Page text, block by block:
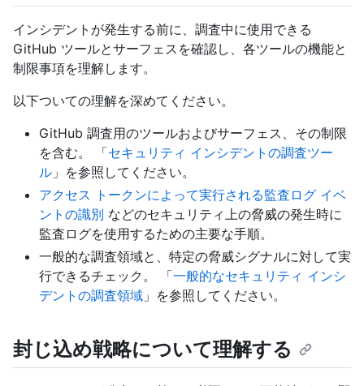
インシデントが発生する前に、調査中に使用できる
GitHub ツールとサーフェスを確認し、各ツールの機能と
制限事項を理解します。
以下ついての理解を深めてください。
GitHub 調査用のツールおよびサーフェス、その制限
を含む。 「セキュリティ インシデントの調査ツー
ル 」を参照してください。
アクセス トークンによって実行される監査ログ イベ
ントの識別 などのセキュリティ上の脅威の発生時に
監査ログを使用するための主要な手順。
一般的な調査領域と、特定の脅威シグナルに対して実
行できるチェック。 「一般的なセキュリティ インシ
デントの調査領域 」を参照してください。
封じ込め戦略について理解する